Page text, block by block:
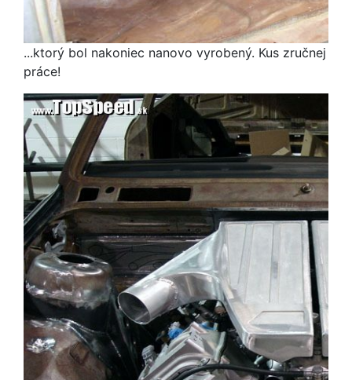
...ktorý bol nakoniec nanovo vyrobený. Kus zručnej
práce!